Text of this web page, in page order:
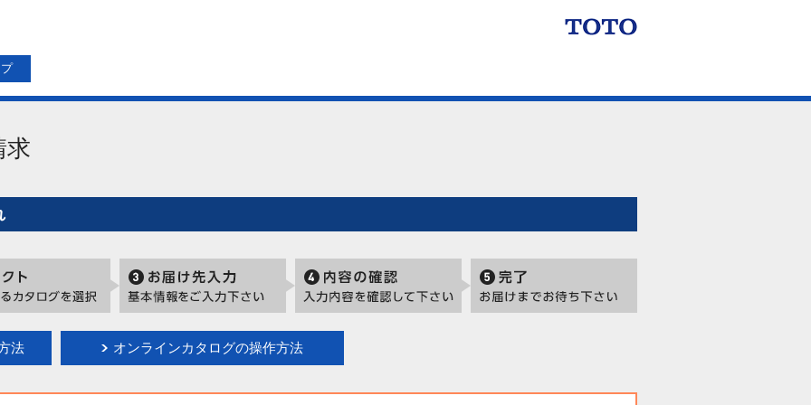
求
法 オンラインカタログの操作方法